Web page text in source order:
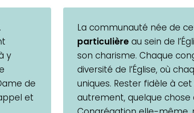
y
de
et
La communauté née de
particulière au sein de
son charisme. Chaque
diversité de l’Église, où
uniques. Rester fidèle à
autrement, quelque chose